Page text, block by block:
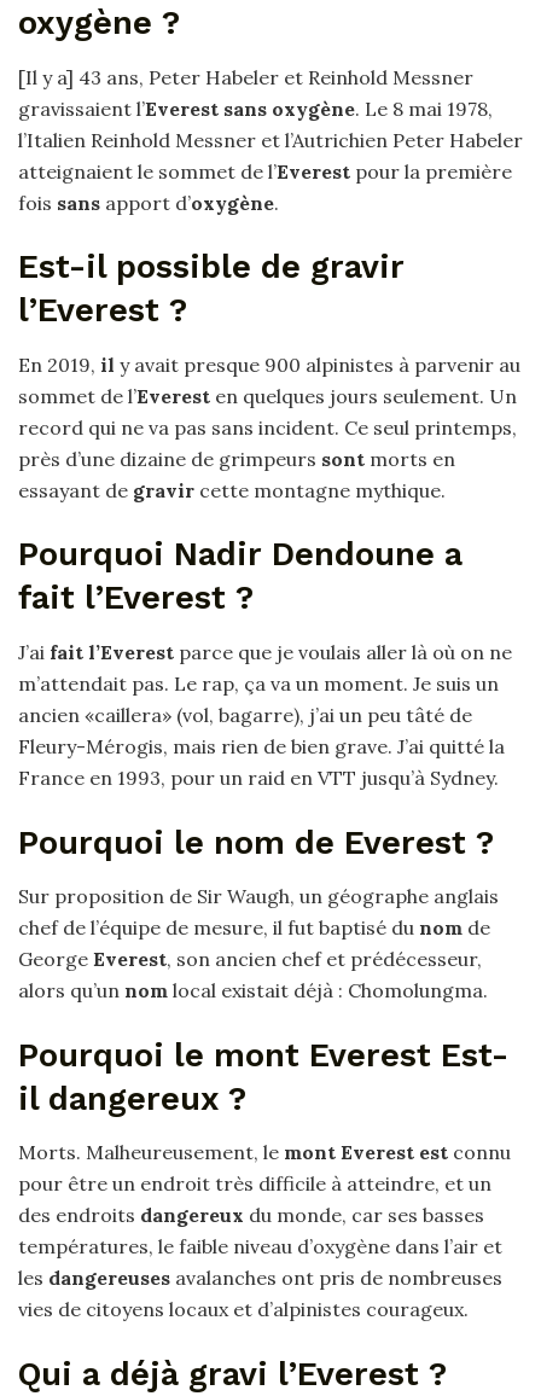
oxygène ?
[Il y a] 43 ans, Peter Habeler et Reinhold Messner
gravissaient l’Everest sans oxygène. Le 8 mai 1978,
l’Italien Reinhold Messner et l’Autrichien Peter Habeler
atteignaient le sommet de l’Everest pour la première
fois sans apport d’oxygène.
Est-il possible de gravir
l’Everest ?
En 2019, il y avait presque 900 alpinistes à parvenir au
sommet de l’Everest en quelques jours seulement. Un
record qui ne va pas sans incident. Ce seul printemps,
près d’une dizaine de grimpeurs sont morts en
essayant de gravir cette montagne mythique.
Pourquoi Nadir Dendoune a
fait l’Everest ?
J’ai fait l’Everest parce que je voulais aller là où on ne
m’attendait pas. Le rap, ça va un moment. Je suis un
ancien «caillera» (vol, bagarre), j’ai un peu tâté de
Fleury-Mérogis, mais rien de bien grave. J’ai quitté la
France en 1993, pour un raid en VTT jusqu’à Sydney.
Pourquoi le nom de Everest ?
Sur proposition de Sir Waugh, un géographe anglais
chef de l’équipe de mesure, il fut baptisé du nom de
George Everest, son ancien chef et prédécesseur,
alors qu’un nom local existait déjà : Chomolungma.
Pourquoi le mont Everest Est-
il dangereux ?
Morts. Malheureusement, le mont Everest est connu
pour être un endroit très difficile à atteindre, et un
des endroits dangereux du monde, car ses basses
températures, le faible niveau d’oxygène dans l’air et
les dangereuses avalanches ont pris de nombreuses
vies de citoyens locaux et d’alpinistes courageux.
Qui a déjà gravi l’Everest ?